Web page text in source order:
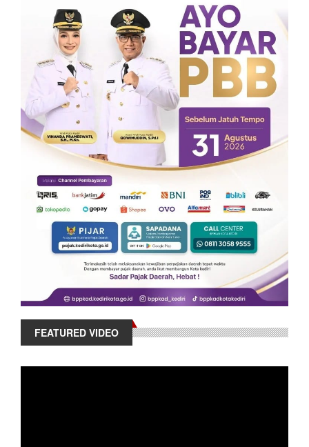
FEATURED VIDEO